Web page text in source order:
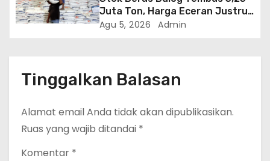
Juta Ton, Harga Eceran Justru
Naik 7 Bulan Berturut-Turut
Agu 5, 2026 Admin
Tinggalkan Balasan
Alamat email Anda tidak akan dipublikasikan.
Ruas yang wajib ditandai *
Komentar *